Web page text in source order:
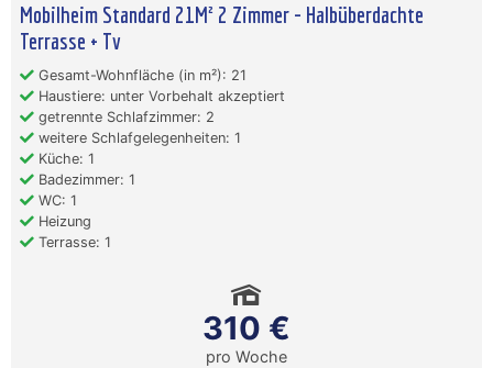
Mobilheim Standard 21M² 2 Zimmer - Halbüberdachte
Terrasse + Tv
Gesamt-Wohnfläche (in m²): 21
Haustiere: unter Vorbehalt akzeptiert
getrennte Schlafzimmer: 2
weitere Schlafgelegenheiten: 1
Küche: 1
Badezimmer: 1
WC: 1
Heizung
Terrasse: 1
310 €
pro Woche